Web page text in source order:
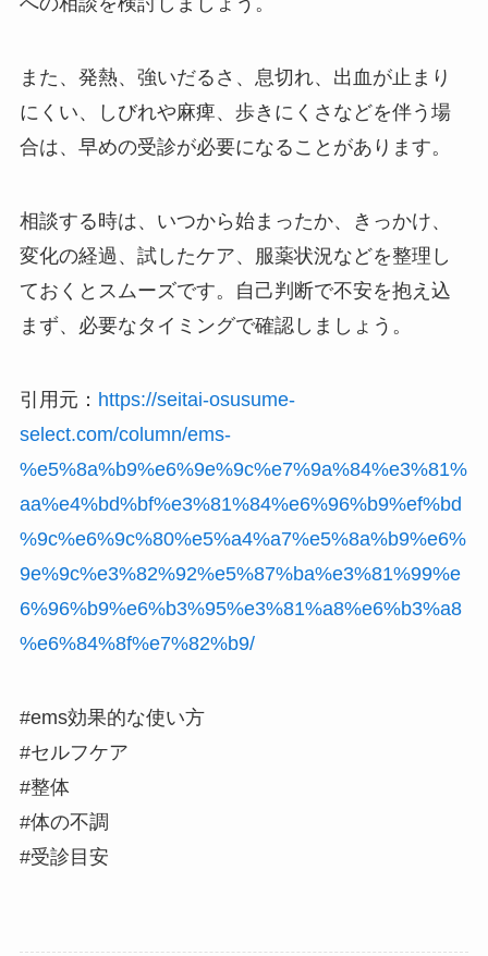
また、発熱、強いだるさ、息切れ、出血が止まり
にくい、しびれや麻痺、歩きにくさなどを伴う場
合は、早めの受診が必要になることがあります。
相談する時は、いつから始まったか、きっかけ、
変化の経過、試したケア、服薬状況などを整理し
ておくとスムーズです。自己判断で不安を抱え込
まず、必要なタイミングで確認しましょう。
引用元： https://seitai-osusume-
select.com/column/ems-
%e5%8a%b9%e6%9e%9c%e7%9a%84%e3%81%
aa%e4%bd%bf%e3%81%84%e6%96%b9%ef%bd
%9c%e6%9c%80%e5%a4%a7%e5%8a%b9%e6%
9e%9c%e3%82%92%e5%87%ba%e3%81%99%e
6%96%b9%e6%b3%95%e3%81%a8%e6%b3%a8
%e6%84%8f%e7%82%b9/
#ems効果的な使い方
#セルフケア
#整体
#体の不調
#受診目安